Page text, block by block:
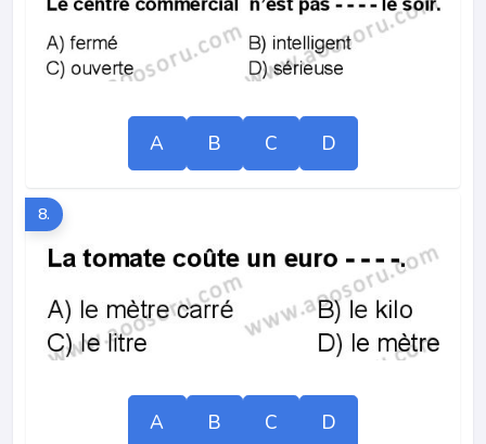
A B C D
8.
A B C D